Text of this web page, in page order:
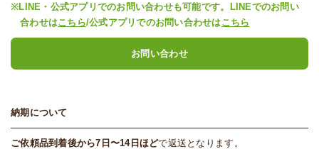
※LINE・公式アプリでのお問い合わせも可能です。LINEでのお問い
合わせはこちら/公式アプリでのお問い合わせはこちら
お問い合わせ
納期について
ご依頼品到着後から7日〜14日ほどで返送となります。